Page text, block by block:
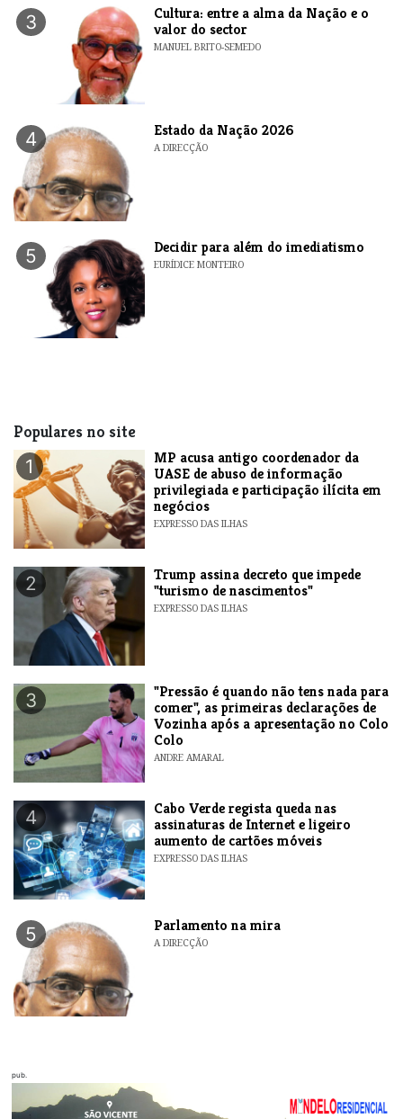
3
Cultura: entre a alma da Nação e o
valor do sector
MANUEL BRITO-SEMEDO
4 Estado da Nação 2026
A DIRECÇÃO
5 Decidir para além do imediatismo
EURÍDICE MONTEIRO
Populares no site
1
MP acusa antigo coordenador da
UASE de abuso de informação
privilegiada e participação ilícita em
negócios
EXPRESSO DAS ILHAS
2
Trump assina decreto que impede
"turismo de nascimentos"
EXPRESSO DAS ILHAS
3
"Pressão é quando não tens nada para
comer", as primeiras declarações de
Vozinha após a apresentação no Colo
Colo
ANDRE AMARAL
4
Cabo Verde regista queda nas
assinaturas de Internet e ligeiro
aumento de cartões móveis
EXPRESSO DAS ILHAS
5 Parlamento na mira
A DIRECÇÃO
pub.